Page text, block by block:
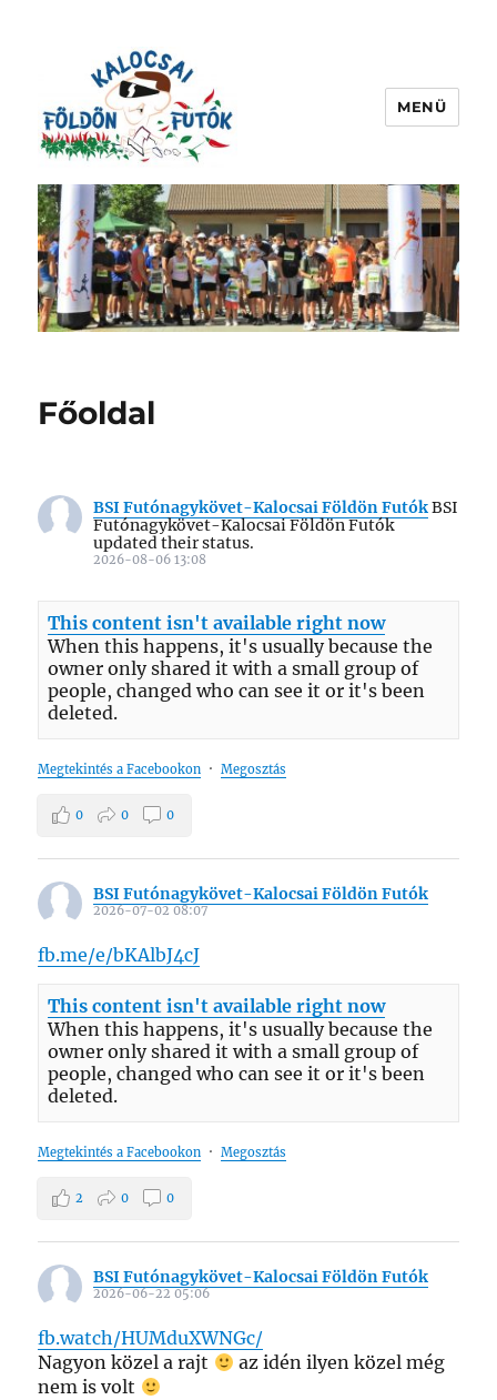
kalocsaifoldonfutok.hu
MENÜ
Főoldal
BSI Futónagykövet-Kalocsai Földön FutókBSI
Futónagykövet-Kalocsai Földön Futók
updated their status.
2026-08-06 13:08
This content isn't available right now
When this happens, it's usually because the
owner only shared it with a small group of
people, changed who can see it or it's been
deleted.
Megtekintés a Facebookon · Megosztás
0 0 0
BSI Futónagykövet-Kalocsai Földön Futók
2026-07-02 08:07
fb.me/e/bKAlbJ4cJ
This content isn't available right now
When this happens, it's usually because the
owner only shared it with a small group of
people, changed who can see it or it's been
deleted.
Megtekintés a Facebookon · Megosztás
2 0 0
BSI Futónagykövet-Kalocsai Földön Futók
2026-06-22 05:06
fb.watch/HUMduXWNGc/
Nagyon közel a rajt
az idén ilyen közel még
nem is volt